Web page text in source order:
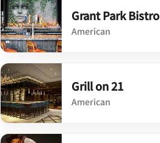
Grant Park Bistro
American
undefined Grant Park Bistro
Grill on 21
American
undefined Grill on 21